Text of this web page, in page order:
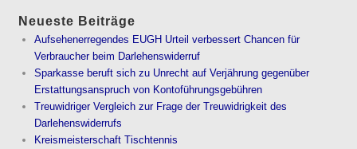
Neueste Beiträge
Aufsehenerregendes EUGH Urteil verbessert Chancen für
Verbraucher beim Darlehenswiderruf
Sparkasse beruft sich zu Unrecht auf Verjährung gegenüber
Erstattungsanspruch von Kontoführungsgebühren
Treuwidriger Vergleich zur Frage der Treuwidrigkeit des
Darlehenswiderrufs
Kreismeisterschaft Tischtennis